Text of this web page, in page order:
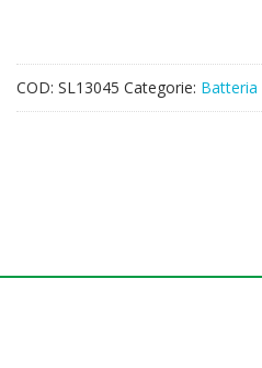
COD: SL13045 Categorie: Batteria